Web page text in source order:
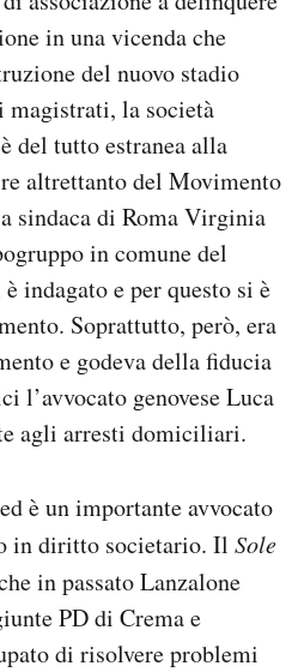
in una vicenda che
del nuovo stadio
magistrati, la società
del tutto estranea alla
altrettanto del Movimento
sindaca di Roma Virginia
in comune del
indagato e per questo si è
Soprattutto, però, era
e godeva della fiducia
l’avvocato genovese Luca
agli arresti domiciliari.
è un importante avvocato
in diritto societario. Il Sole
in passato Lanzalone
PD di Crema e
di risolvere problemi